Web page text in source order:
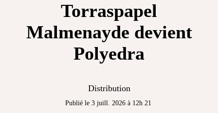
Torraspapel
Malmenayde devient
Polyedra
Distribution
Publié le 3 juill. 2026 à 12h 21